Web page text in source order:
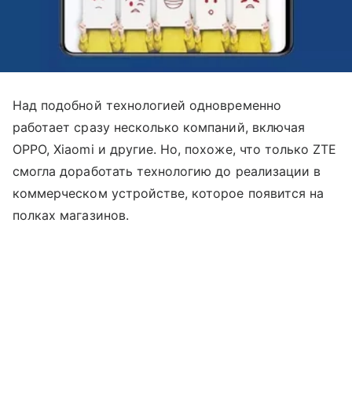
Над подобной технологией одновременно
работает сразу несколько компаний, включая
OPPO, Xiaomi и другие. Но, похоже, что только ZTE
смогла доработать технологию до реализации в
коммерческом устройстве, которое появится на
полках магазинов.